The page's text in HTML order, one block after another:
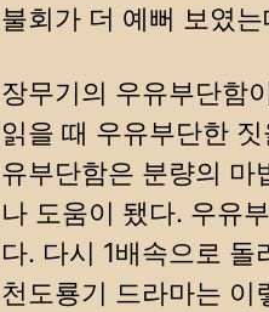
불회가 더 예뻐 보였
장무기의 우유부단함
읽을 때 우유부단한
유부단함은 분량의 마
나 도움이 됐다. 우유
다. 다시 1배속으로
천도룡기 드라마는 이